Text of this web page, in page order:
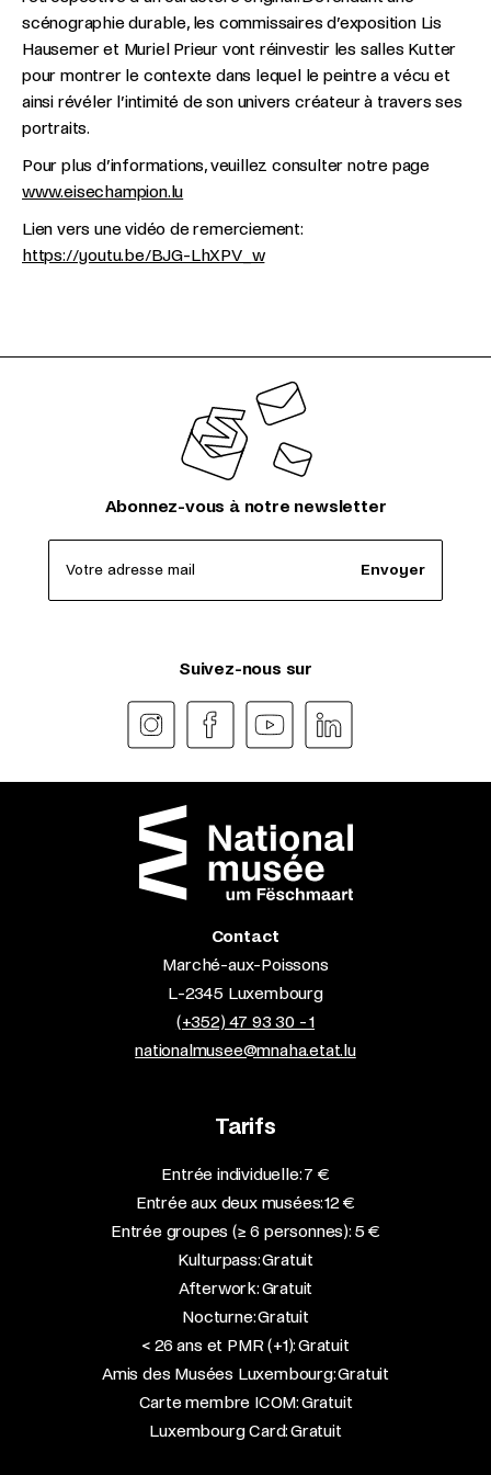
scénographie durable, les commissaires d’exposition Lis
Hausemer et Muriel Prieur vont réinvestir les salles Kutter
pour montrer le contexte dans lequel le peintre a vécu et
ainsi révéler l’intimité de son univers créateur à travers ses
portraits.
Pour plus d’informations, veuillez consulter notre page
www.eisechampion.lu
Lien vers une vidéo de remerciement:
https://youtu.be/BJG-LhXPV_w
Abonnez-vous à notre newsletter
Votre adresse mail Envoyer
Suivez-nous sur
Contact
Marché-aux-Poissons
L-2345 Luxembourg
(+352) 47 93 30 - 1
nationalmusee@mnaha.etat.lu
Tarifs
Entrée individuelle: 7 €
Entrée aux deux musées: 12 €
Entrée groupes (≥ 6 personnes): 5 €
Kulturpass: Gratuit
Afterwork: Gratuit
Nocturne: Gratuit
< 26 ans et PMR (+1): Gratuit
Amis des Musées Luxembourg: Gratuit
Carte membre ICOM: Gratuit
Luxembourg Card: Gratuit